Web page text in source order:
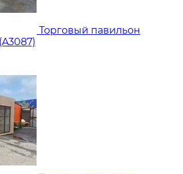
Торговый павильон